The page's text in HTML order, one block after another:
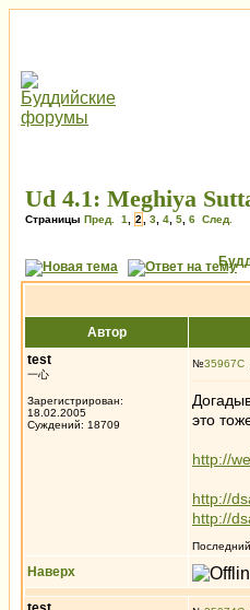
Ud 4.1: Meghiya
Страницы Пред. 1 2 3 4 5 6 След.
Автор
test
一心
Зарегистрирован:
18.02.2005
Суждений: 18709
№35967
это
http://
http://
http://
Наверх